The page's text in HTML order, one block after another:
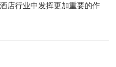
店行业中发挥更加重要的作